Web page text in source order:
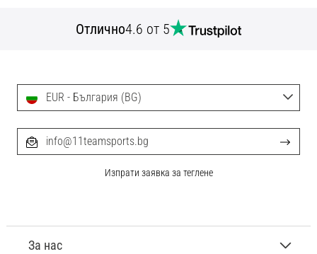
Отлично4.6 от 5
За нас
EUR - България (BG)
info@11teamsports.bg
Изпрати заявка за теглене